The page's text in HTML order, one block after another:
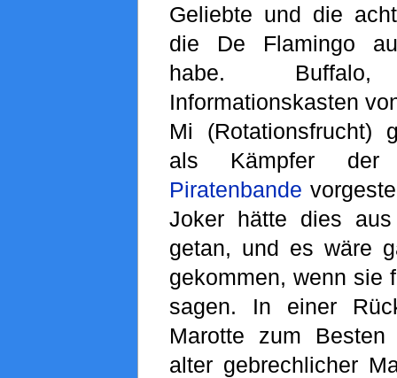
Geliebte und die
die De Flamingo
habe.
Informationskasten
Mi (Rotationsfrucht)
als Kämpfer
Piratenbande
Joker hätte dies
getan, und es wäre
gekommen, wenn sie
sagen. In einer
Marotte zum
alter gebrechlicher